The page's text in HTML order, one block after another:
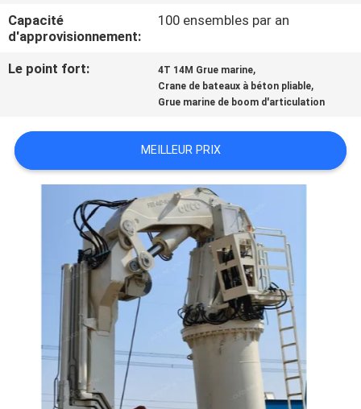
DE
CONTRÔLE
QUALITÉ
NOUVELLES
AFFAIRES
Capacité
d'approvisionnement:
100 ensembles par an
Le point fort: 4T 14M Grue marine,
Crane de bateaux à béton pliable,
Grue marine de boom d'articulation
MEILLEUR PRIX